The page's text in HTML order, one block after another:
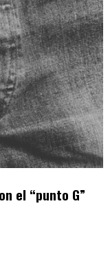
el “punto G”